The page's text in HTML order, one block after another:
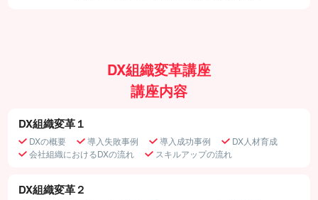
DX組織変革講座
講座内容
DX組織変革１
DXの概要 導入失敗事例 導入成功事例
DX人材育成
会社組織におけるDXの流れ
スキルアップの流れ
DX組織変革２